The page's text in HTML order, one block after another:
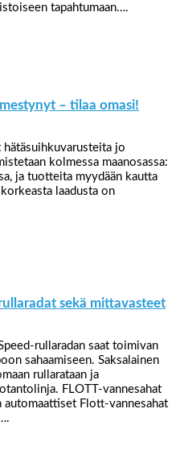
tapahtumaan….
– tilaa omasi!
jo
kolmessa maanosassa:
ja tuotteita myydään kautta
laadusta on
sekä mittavasteet
rullaradan saat toimivan
sahaamiseen. Saksalainen
rullarataan ja
FLOTT-vannesahat
automaattiset Flott-vannesahat